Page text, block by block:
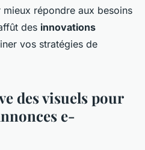
répondre aux besoins
des innovations
vos stratégies de
des visuels pour
e-